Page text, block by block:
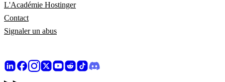
L'Académie Hostinger
Contact
Signaler un abus